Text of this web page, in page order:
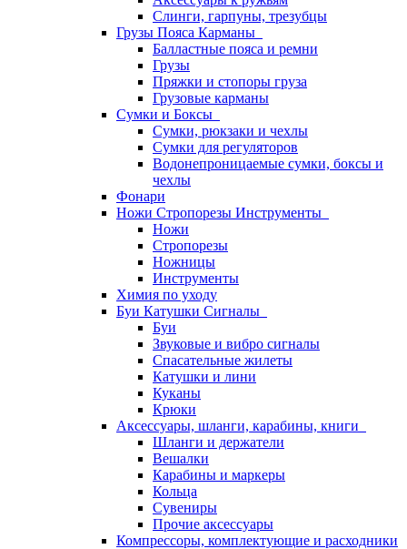
Слинги, гарпуны, трезубцы
Грузы Пояса Карманы
Балластные пояса и ремни
Грузы
Пряжки и стопоры груза
Грузовые карманы
Сумки и Боксы
Сумки, рюкзаки и чехлы
Сумки для регуляторов
Водонепроницаемые сумки, боксы и
чехлы
Фонари
Ножи Стропорезы Инструменты
Ножи
Стропорезы
Ножницы
Инструменты
Химия по уходу
Буи Катушки Сигналы
Буи
Звуковые и вибро сигналы
Спасательные жилеты
Катушки и лини
Куканы
Крюки
Аксессуары, шланги, карабины, книги
Шланги и держатели
Вешалки
Карабины и маркеры
Кольца
Сувениры
Прочие аксессуары
Компрессоры, комплектующие и расходники